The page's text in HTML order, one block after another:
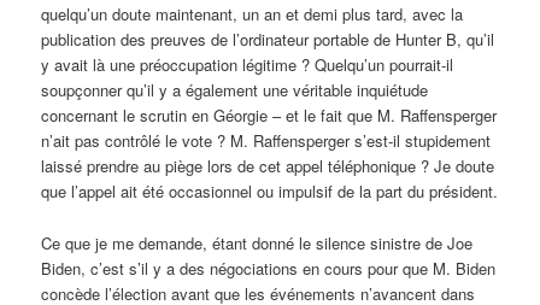
quelqu’un doute maintenant, un an et demi plus tard, avec la
publication des preuves de l’ordinateur portable de Hunter B, qu’il
y avait là une préoccupation légitime ? Quelqu’un pourrait-il
soupçonner qu’il y a également une véritable inquiétude
concernant le scrutin en Géorgie – et le fait que M. Raffensperger
n’ait pas contrôlé le vote ? M. Raffensperger s’est-il stupidement
laissé prendre au piège lors de cet appel téléphonique ? Je doute
que l’appel ait été occasionnel ou impulsif de la part du président.
Ce que je me demande, étant donné le silence sinistre de Joe
Biden, c’est s’il y a des négociations en cours pour que M. Biden
concède l’élection avant que les événements n’avancent dans